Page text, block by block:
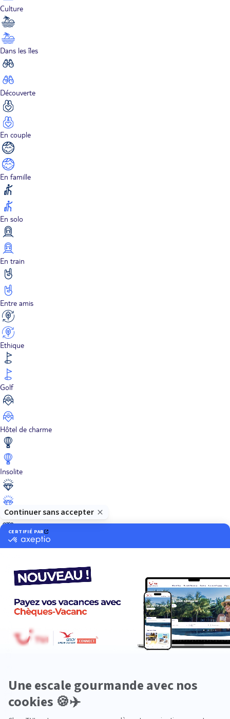
Culture
Dans les îles
Découverte
En couple
En famille
En solo
En train
Entre amis
Ethique
Golf
Hôtel de charme
Insolite
Luxe
Neige
Plongée
Premium